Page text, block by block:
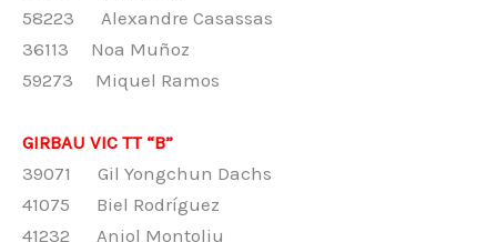
58223 Alexandre Casassas
36113 Noa Muñoz
59273 Miquel Ramos
GIRBAU VIC TT “B”
39071 Gil Yongchun Dachs
41075 Biel Rodríguez
41232 Aniol Montoliu